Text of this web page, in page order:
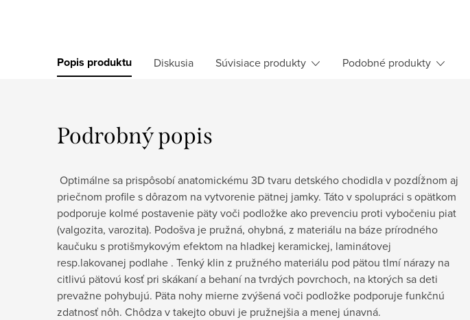
Popis produktu Diskusia Súvisiace produkty Podobné produkty
Podrobný popis
Optimálne sa prispôsobí anatomickému 3D tvaru detského chodidla v pozdĺžnom aj
priečnom profile s dôrazom na vytvorenie pätnej jamky. Táto v spolupráci s opätkom
podporuje kolmé postavenie päty voči podložke ako prevenciu proti vybočeniu piat
(valgozita, varozita). Podošva je pružná, ohybná, z materiálu na báze prírodného
kaučuku s protišmykovým efektom na hladkej keramickej, laminátovej
resp.lakovanej podlahe . Tenký klin z pružného materiálu pod pätou tlmí nárazy na
citlivú pätovú kosť pri skákaní a behaní na tvrdých povrchoch, na ktorých sa deti
prevažne pohybujú. Päta nohy mierne zvýšená voči podložke podporuje funkčnú
zdatnosť nôh. Chôdza v takejto obuvi je pružnejšia a menej únavná.